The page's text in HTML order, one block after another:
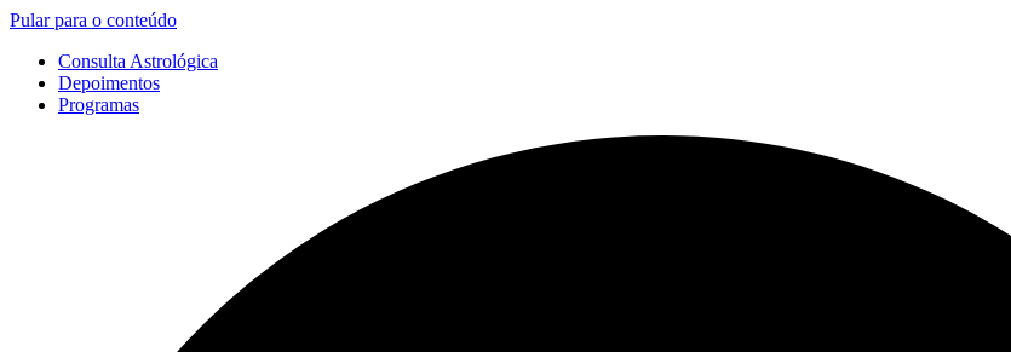
Pular para o conteúdo
Consulta Astrológica
Depoimentos
Programas